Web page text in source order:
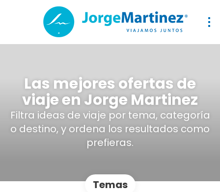
Las mejores ofertas de
viaje en Jorge Martinez
Filtra ideas de viaje por tema, categoría
o destino, y ordena los resultados como
prefieras.
Temas